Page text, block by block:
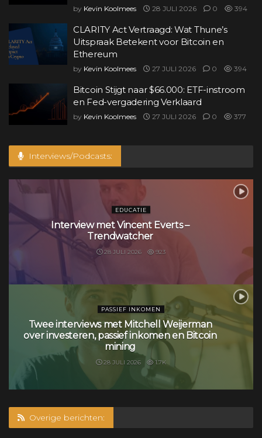
by Kevin Koolmees 28 JULI 2026 0 394
CLARITY Act Vertraagd: Wat Thune’s
Uitspraak Betekent voor Bitcoin en
Ethereum
by Kevin Koolmees 27 JULI 2026 0 394
Bitcoin Stijgt naar $66.000: ETF-instroom
en Fed-vergadering Verklaard
by Kevin Koolmees 27 JULI 2026 0 377
Interviews/Podcasts:
EDUCATIE
Interview met Vincent Everts –
Trendwatcher
28 JULI 2026 923
PASSIEF INKOMEN
Twee interviews met Mitchell Weijerman
over investeren, passief inkomen en Bitcoin
mining
28 JULI 2026 1.7K
Overige berichten: